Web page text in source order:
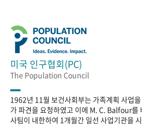
미국 인구협회(PC)
The Population Council
1962년 11월 보건사회부는 가족계획 사업
가 파견을 요청하였고 이에 M. C. Balfour를
사팀이 내한하여 1개월간 일선 사업기관을